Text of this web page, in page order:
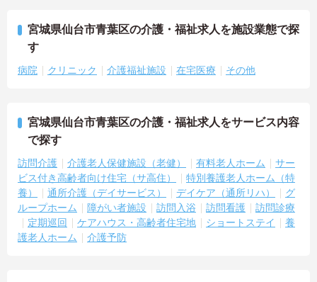
宮城県仙台市青葉区の介護・福祉求人を施設業態で探
す
病院 クリニック 介護福祉施設 在宅医療 その他
宮城県仙台市青葉区の介護・福祉求人をサービス内容
で探す
訪問介護 介護老人保健施設（老健） 有料老人ホーム
サー
ビス付き高齢者向け住宅（サ高住）
特別養護老人ホーム（特
養）
通所介護（デイサービス） デイケア（通所リハ）
グ
ループホーム
障がい者施設 訪問入浴 訪問看護
訪問診療
定期巡回
ケアハウス・高齢者住宅地 ショートステイ
養
護老人ホーム
介護予防